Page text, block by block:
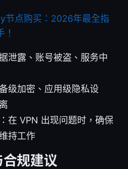
节点购买：2026年最全指
泄露、账号被盗、服务中
级加密、应用级隐私设
在 VPN 出现问题时，确保
持工作
规建议